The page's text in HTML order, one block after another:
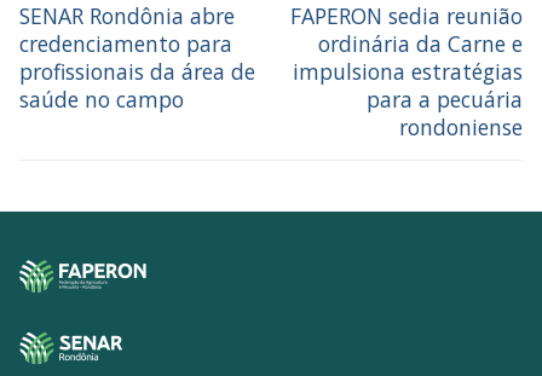
SENAR Rondônia abre
credenciamento para
profissionais da área de
saúde no campo
FAPERON sedia reunião
ordinária da Carne e
impulsiona estratégias
para a pecuária
rondoniense